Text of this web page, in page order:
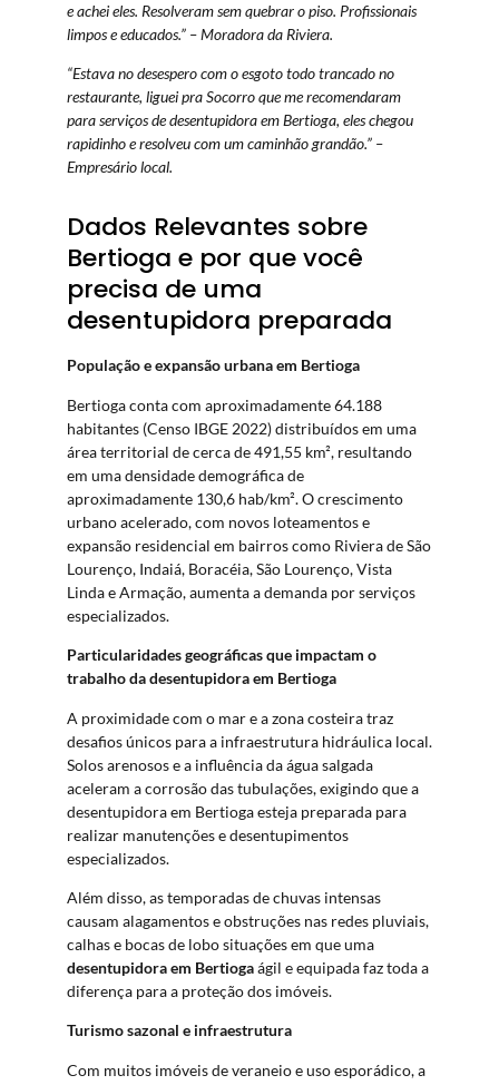
e achei eles. Resolveram sem quebrar o piso. Profissionais
limpos e educados.” – Moradora da Riviera.
“Estava no desespero com o esgoto todo trancado no
restaurante, liguei pra Socorro que me recomendaram
para serviços de desentupidora em Bertioga, eles chegou
rapidinho e resolveu com um caminhão grandão.” –
Empresário local.
Dados Relevantes sobre
Bertioga e por que você
precisa de uma
desentupidora preparada
População e expansão urbana em Bertioga
Bertioga conta com aproximadamente 64.188
habitantes (Censo IBGE 2022) distribuídos em uma
área territorial de cerca de 491,55 km², resultando
em uma densidade demográfica de
aproximadamente 130,6 hab/km². O crescimento
urbano acelerado, com novos loteamentos e
expansão residencial em bairros como Riviera de São
Lourenço, Indaiá, Boracéia, São Lourenço, Vista
Linda e Armação, aumenta a demanda por serviços
especializados.
Particularidades geográficas que impactam o
trabalho da desentupidora em Bertioga
A proximidade com o mar e a zona costeira traz
desafios únicos para a infraestrutura hidráulica local.
Solos arenosos e a influência da água salgada
aceleram a corrosão das tubulações, exigindo que a
desentupidora em Bertioga esteja preparada para
realizar manutenções e desentupimentos
especializados.
Além disso, as temporadas de chuvas intensas
causam alagamentos e obstruções nas redes pluviais,
calhas e bocas de lobo situações em que uma
desentupidora em Bertiogaágil e equipada faz toda a
diferença para a proteção dos imóveis.
Turismo sazonal e infraestrutura
Com muitos imóveis de veraneio e uso esporádico, a